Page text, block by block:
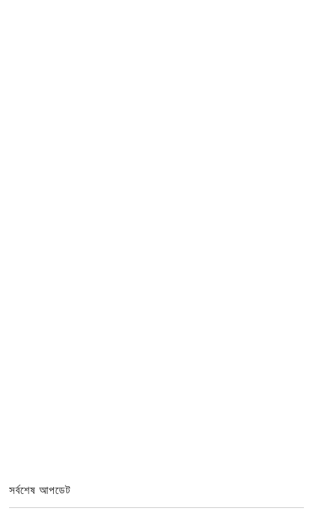
সর্বশেষ আপডেট